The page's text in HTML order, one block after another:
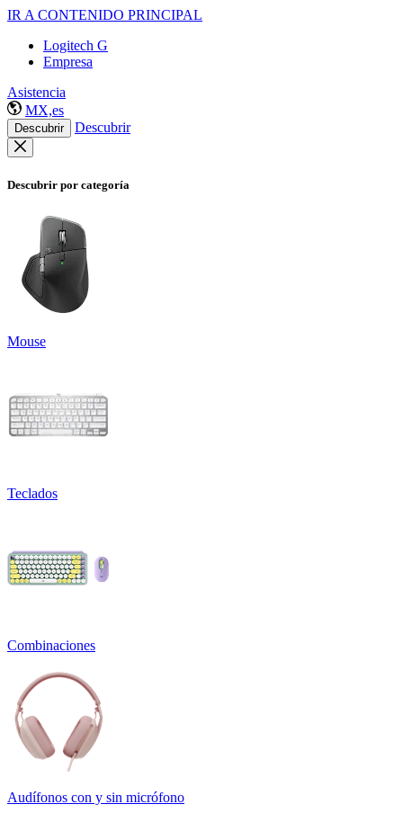
IR A CONTENIDO PRINCIPAL
Logitech G
Empresa
Asistencia
MX,es
Descubrir Descubrir
Descubrir por categoría
Mouse
Teclados
Combinaciones
Audífonos con y sin micrófono